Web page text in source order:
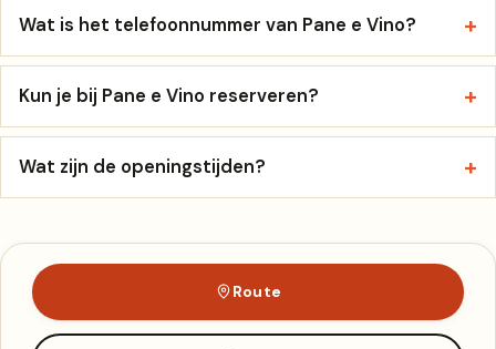
Wat is het telefoonnummer van Pane e Vino?
Kun je bij Pane e Vino reserveren?
Wat zijn de openingstijden?
Route